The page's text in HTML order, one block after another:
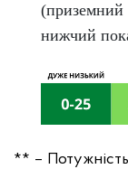
нижчий
** –